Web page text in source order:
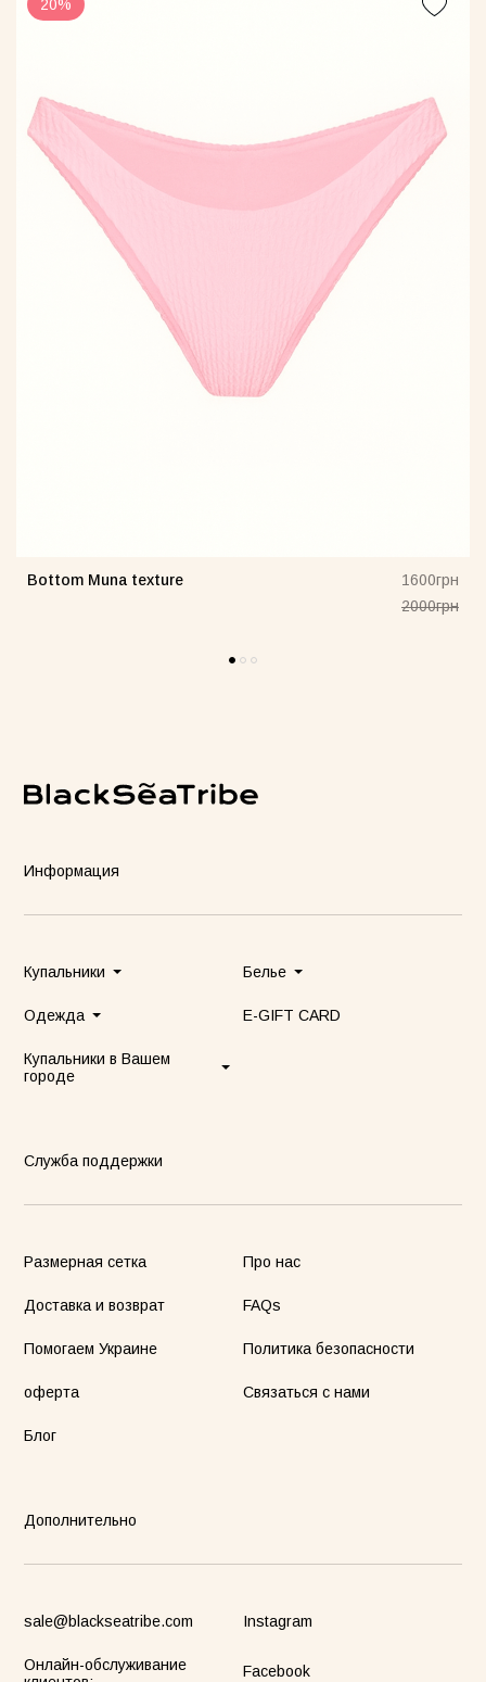
20%
Bottom Muna texture
1600грн
2000грн
Информация
Купальники Белье
Одежда E-GIFT CARD
Купальники в Вашем
городе
Служба поддержки
Размерная сетка Про нас
Доставка и возврат FAQs
Помогаем Украине Политика безопасности
оферта Связаться с нами
Блог
Дополнительно
sale@blackseatribe.com
Онлайн-обслуживание
Instagram
Facebook